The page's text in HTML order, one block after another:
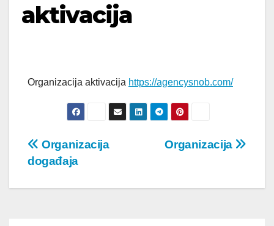
aktivacija
Organizacija aktivacija https://agencysnob.com/
Post
navigation
Organizacija
Organizacija
događaja